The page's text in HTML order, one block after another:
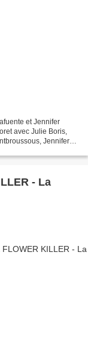
et Jennifer
avec Julie Boris,
Jennifer
- La